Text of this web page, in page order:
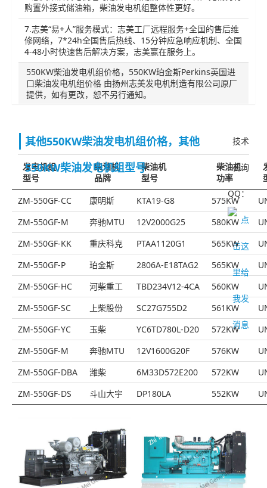
购置外接式储油箱，柴油发电机组整体性更好。
7.志美“易+人”服务模式：志美工厂远程服务+全国的售后维
修网络，7*24h全国售后热线、15分钟应急响应机制、全国
4-48小时快速售后解决方案，志美赢在服务上。
550KW柴油发电机组价格，550KW珀金斯Perkins英国进
口柴油发电机组价格 由扬州志美发电机制造有限公司原厂
提供，如有更改，恕不另行通知。
其他550KW柴油发电机组价格，其他
550KW柴油发电机组型号
技术
咨询
QQ：
发电机组
型号
柴油机
品牌
柴油机
型号
柴油机
功率
ZM-550GF-CC
康明斯 KTA19-G8 575KW
ZM-550GF-M
奔驰MTU 12V2000G25 580KW
ZM-550GF-KK
重庆科克 PTAA1120G1 565KW
ZM-550GF-P
珀金斯 2806A-E18TAG2 565KW
ZM-550GF-HC
河柴重工 TBD234V12-4CA 560KW
ZM-550GF-SC
上柴股份 SC27G755D2 561KW
ZM-550GF-YC
玉柴 YC6TD780L-D20 572KW
ZM-550GF-M
奔驰MTU 12V1600G20F 576KW
ZM-550GF-DBA
潍柴 6M33D572E200 572KW
ZM-550GF-DS
斗山大宇 DP180LA 552KW